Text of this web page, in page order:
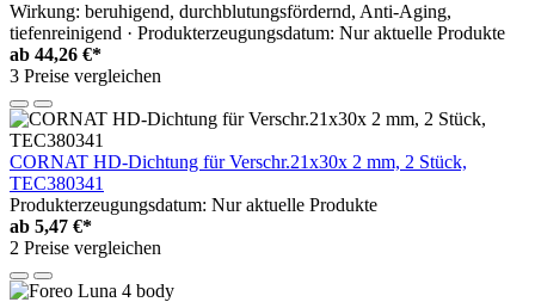
Wirkung: beruhigend, durchblutungsfördernd, Anti-Aging,
tiefenreinigend · Produkterzeugungsdatum: Nur aktuelle Produkte
ab 44,26 €*
3 Preise vergleichen
CORNAT HD-Dichtung für Verschr.21x30x 2 mm, 2 Stück,
TEC380341
Produkterzeugungsdatum: Nur aktuelle Produkte
ab 5,47 €*
2 Preise vergleichen